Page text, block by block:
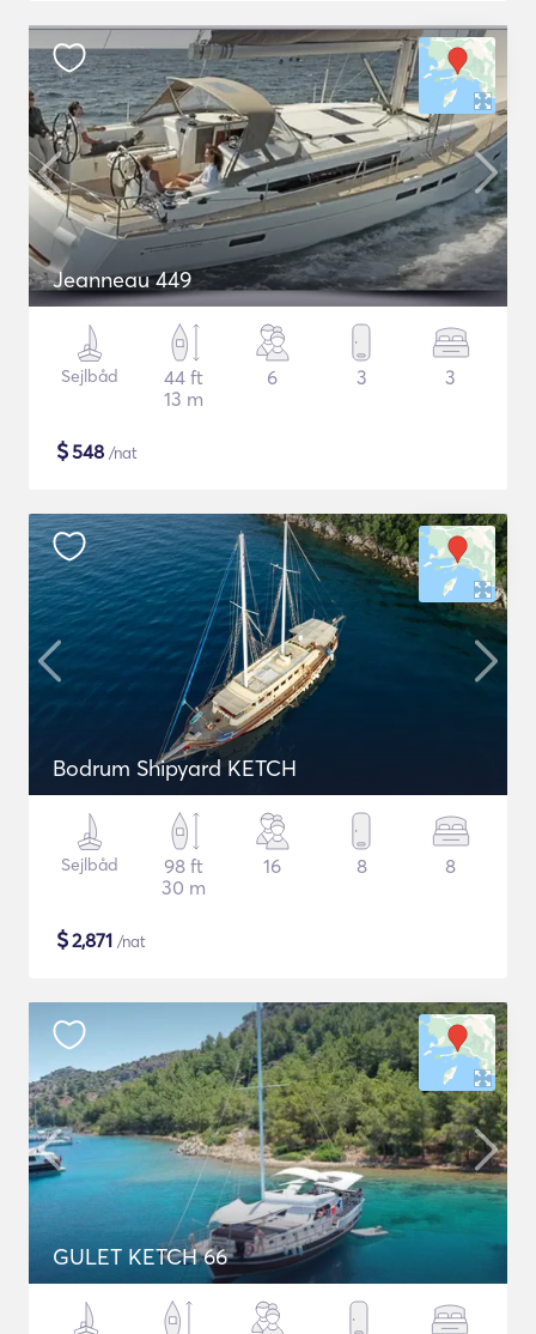
Jeanneau 449
Sejlbåd
44 ft
13 m
6 3 3
$548 /nat
Bodrum Shipyard KETCH
Sejlbåd
98 ft
30 m
16 8 8
$2,871 /nat
GULET KETCH 66